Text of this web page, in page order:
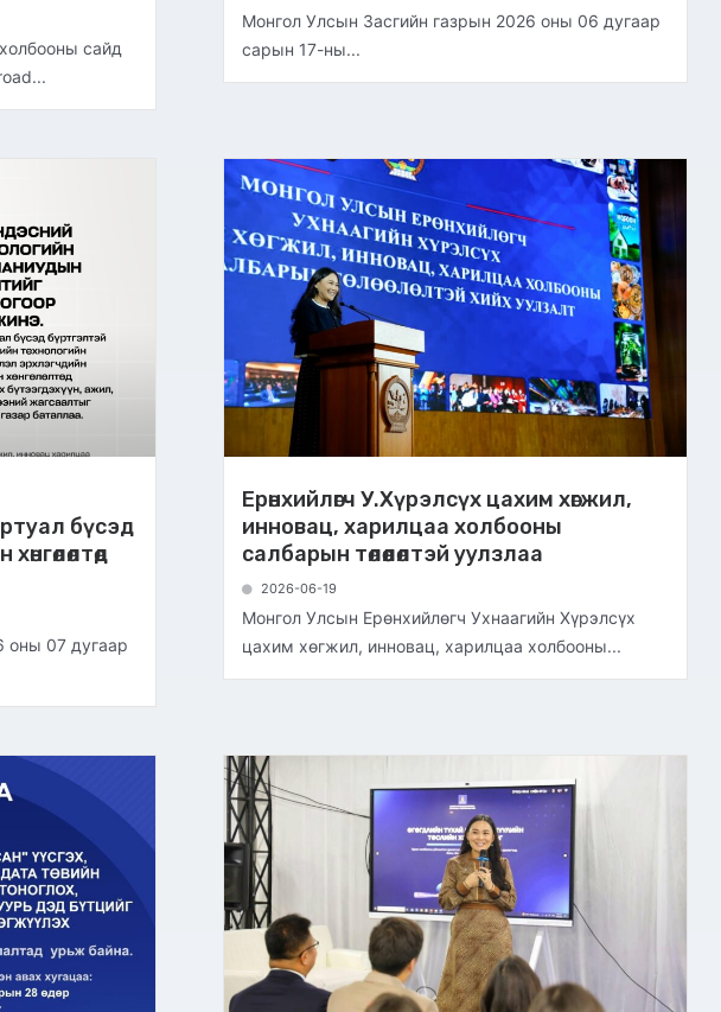
сайд
Монгол Улсын Засгийн газрын 2026 оны 06 дугаар
сарын 17-ны...
бүсэд
оны 07 дугаар
Ерөнхийлөгч У.Хүрэлсүх цахим хөгжил,
инновац, харилцаа холбооны
салбарын төлөөлөлтэй уулзлаа
2026-06-19
Монгол Улсын Ерөнхийлөгч Ухнаагийн Хүрэлсүх
цахим хөгжил, инновац, харилцаа холбооны...